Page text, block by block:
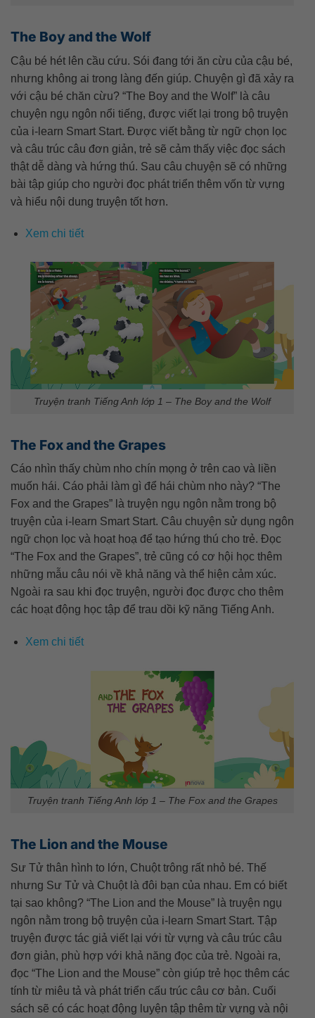
The Boy and the Wolf
Cậu bé hét lên cầu cứu. Sói đang tới ăn cừu của cậu bé,
nhưng không ai trong làng đến giúp. Chuyện gì đã xảy ra
với cậu bé chăn cừu? “The Boy and the Wolf” là câu
chuyện ngụ ngôn nổi tiếng, được viết lại trong bộ truyện
của i-learn Smart Start. Được viết bằng từ ngữ chọn lọc
và câu trúc câu đơn giản, trẻ sẽ cảm thấy việc đọc sách
thật dễ dàng và hứng thú. Sau câu chuyện sẽ có những
bài tập giúp cho người đọc phát triển thêm vốn từ vựng
và hiểu nội dung truyện tốt hơn.
Xem chi tiết
Truyện tranh Tiếng Anh lớp 1 – The Boy and the Wolf
The Fox and the Grapes
Cáo nhìn thấy chùm nho chín mọng ở trên cao và liền
muốn hái. Cáo phải làm gì để hái chùm nho này? “The
Fox and the Grapes” là truyện ngụ ngôn nằm trong bộ
truyện của i-learn Smart Start. Câu chuyện sử dụng ngôn
ngữ chọn lọc và hoạt hoạ để tạo hứng thú cho trẻ. Đọc
“The Fox and the Grapes”, trẻ cũng có cơ hội học thêm
những mẫu câu nói về khả năng và thể hiện cảm xúc.
Ngoài ra sau khi đọc truyện, người đọc được cho thêm
các hoạt động học tập để trau dồi kỹ năng Tiếng Anh.
Xem chi tiết
Truyện tranh Tiếng Anh lớp 1 – The Fox and the Grapes
The Lion and the Mouse
Sư Tử thân hình to lớn, Chuột trông rất nhỏ bé. Thế
nhưng Sư Tử và Chuột là đôi bạn của nhau. Em có biết
tại sao không? “The Lion and the Mouse” là truyện ngụ
ngôn nằm trong bộ truyện của i-learn Smart Start. Tập
truyện được tác giả viết lại với từ vựng và câu trúc câu
đơn giản, phù hợp với khả năng đọc của trẻ. Ngoài ra,
đọc “The Lion and the Mouse” còn giúp trẻ học thêm các
tính từ miêu tả và phát triển cấu trúc câu cơ bản. Cuối
sách sẽ có các hoạt động luyện tập thêm từ vựng và nội